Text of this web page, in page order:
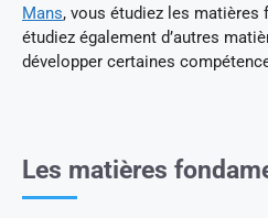
Mans, vous étudiez les matières
étudiez également d’autres
développer certaines
Les matières